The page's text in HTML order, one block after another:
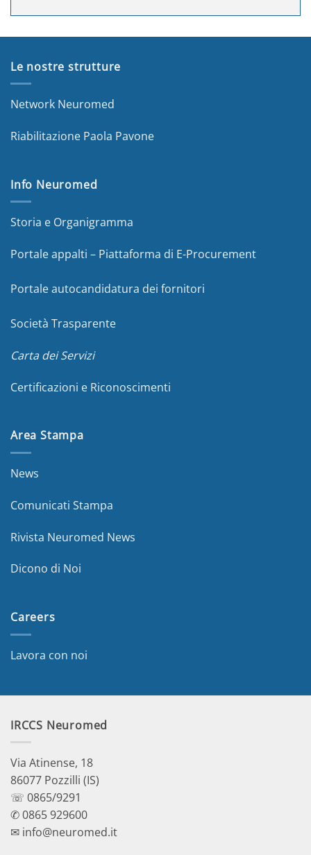
Le nostre strutture
Network Neuromed
Riabilitazione Paola Pavone
Info Neuromed
Storia e Organigramma
Portale appalti – Piattaforma di E-Procurement
Portale autocandidatura dei fornitori
Società Trasparente
Carta dei Servizi
Certificazioni e Riconoscimenti
Area Stampa
News
Comunicati Stampa
Rivista Neuromed News
Dicono di Noi
Careers
Lavora con noi
IRCCS Neuromed
Via Atinense, 18
86077 Pozzilli (IS)
☏ 0865/9291
✆ 0865 929600
✉ info@neuromed.it